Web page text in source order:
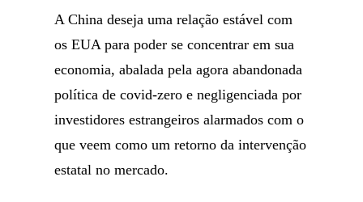
A China deseja uma relação estável com
os EUA para poder se concentrar em sua
economia, abalada pela agora abandonada
política de covid-zero e negligenciada por
investidores estrangeiros alarmados com o
que veem como um retorno da intervenção
estatal no mercado.